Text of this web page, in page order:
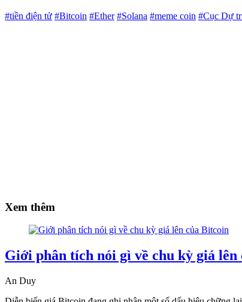
#tiền điện tử #Bitcoin #Ether #Solana #meme coin #Cục Dự
Xem thêm
Giới phân tích nói gì về chu kỳ giá lên
An Duy